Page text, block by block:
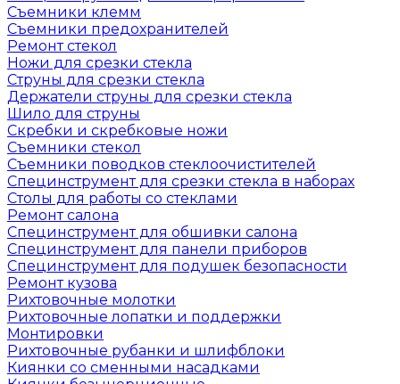
Съемники клемм
Съемники предохранителей
Ремонт стекол
Ножи для срезки стекла
Струны для срезки стекла
Держатели струны для срезки стекла
Шило для струны
Скребки и скребковые ножи
Съемники стекол
Съемники поводков стеклоочистителей
Специнструмент для срезки стекла в наборах
Столы для работы со стеклами
Ремонт салона
Специнструмент для обшивки салона
Специнструмент для панели приборов
Специнструмент для подушек безопасности
Ремонт кузова
Рихтовочные молотки
Рихтовочные лопатки и поддержки
Монтировки
Рихтовочные рубанки и шлифблоки
Киянки со сменными насадками